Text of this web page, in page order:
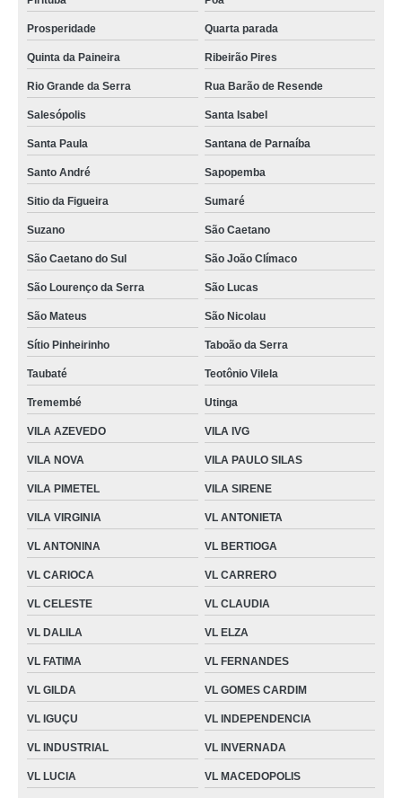
sistema de limpeza cip orçamento Vila Guilherme
sistema cip Belford Roxo
higienização cip valor Florianópolis
cip limpeza valor Esperança
sistema cip orçamento São Caetano
limpeza cip em laticínios orçamento Cariri
quanto custa limpeza cip e cop Cambé
Prosperidade Quarta parada
Quinta da Paineira Ribeirão Pires
Rio Grande da Serra Rua Barão de Resende
Salesópolis Santa Isabel
Santa Paula Santana de Parnaíba
Santo André Sapopemba
Sitio da Figueira Sumaré
Suzano São Caetano
São Caetano do Sul São João Clímaco
São Lourenço da Serra São Lucas
São Mateus São Nicolau
Sítio Pinheirinho Taboão da Serra
Taubaté Teotônio Vilela
Tremembé Utinga
VILA AZEVEDO VILA IVG
VILA NOVA VILA PAULO SILAS
VILA PIMETEL VILA SIRENE
VILA VIRGINIA VL ANTONIETA
VL ANTONINA VL BERTIOGA
VL CARIOCA VL CARRERO
VL CELESTE VL CLAUDIA
VL DALILA VL ELZA
VL FATIMA VL FERNANDES
VL GILDA VL GOMES CARDIM
VL IGUÇU VL INDEPENDENCIA
VL INDUSTRIAL VL INVERNADA
VL LUCIA VL MACEDOPOLIS